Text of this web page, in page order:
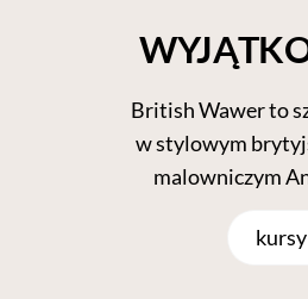
British Wawer to
w stylowym
malowniczym